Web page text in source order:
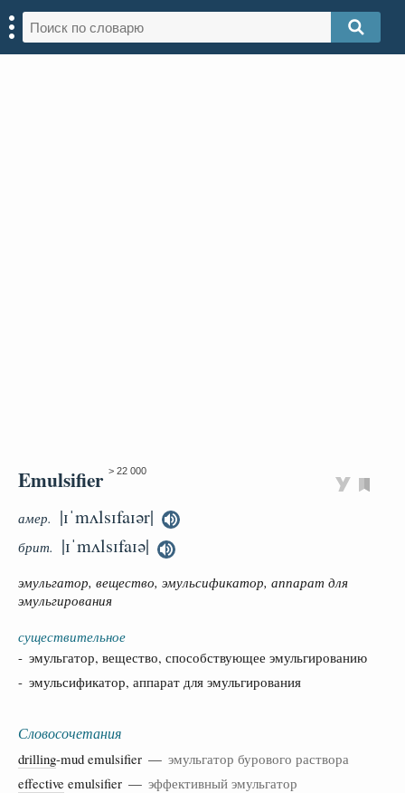
Emulsifier > 22 000
амер. |ɪˈmʌlsɪfaɪər|
брит. |ɪˈmʌlsɪfaɪə|
эмульгатор, вещество, эмульсификатор, аппарат для
эмульгирования
существительное
- эмульгатор, вещество, способствующее эмульгированию
- эмульсификатор, аппарат для эмульгирования
Словосочетания
drilling-mud emulsifier — эмульгатор бурового раствора
effective emulsifier — эффективный эмульгатор